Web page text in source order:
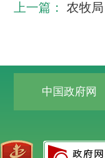
上一篇： 农牧局
中国政府网